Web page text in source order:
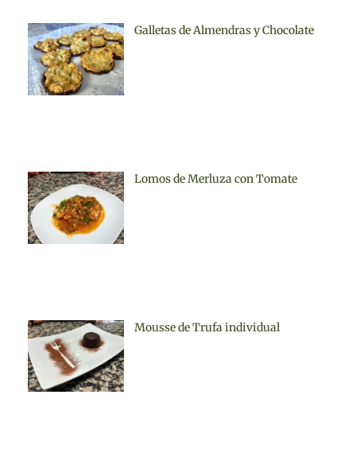
Galletas de Almendras y Chocolate
Lomos de Merluza con Tomate
Mousse de Trufa individual